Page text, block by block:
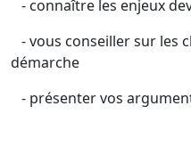
- connaître les enjeux
- vous conseiller sur les
démarche
- présenter vos